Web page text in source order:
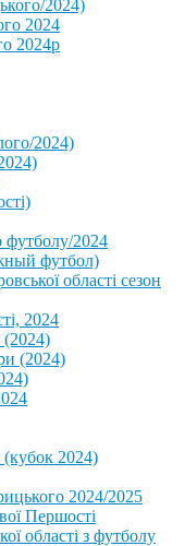
2024)
2024⁩
2024р
2024)
футболу/2024
футбол)
області сезон
2024
(2024)
(2024)
(кубок 2024)
2024/2025
Першості
області з футболу